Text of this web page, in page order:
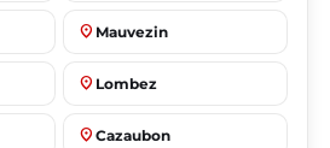
place Mauvezin
place Lombez
place Cazaubon